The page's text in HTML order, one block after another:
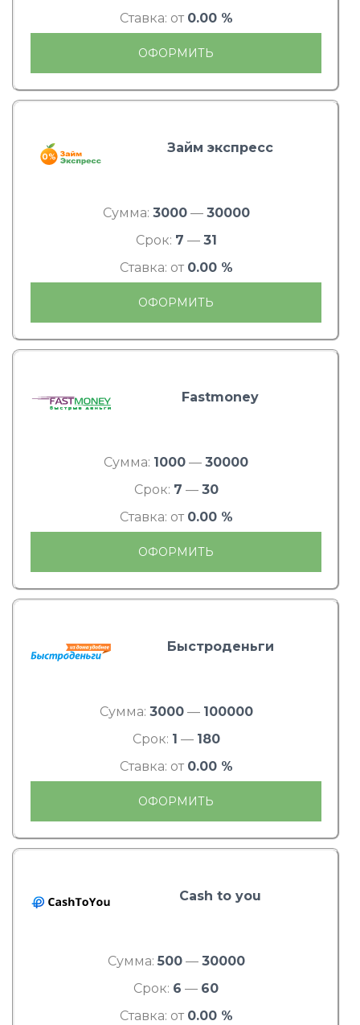
Ставка: от 0.00 %
ОФОРМИТЬ
Займ экспресс
Сумма: 3000— 30000
Срок: 7 — 31
Ставка: от 0.00 %
ОФОРМИТЬ
Fastmoney
Сумма: 1000 — 30000
Срок: 7 — 30
Ставка: от 0.00 %
ОФОРМИТЬ
Быстроденьги
Сумма: 3000— 100000
Срок: 1 — 180
Ставка: от 0.00 %
ОФОРМИТЬ
Cash to you
Сумма: 500— 30000
Срок: 6 — 60
Ставка: от 0.00 %